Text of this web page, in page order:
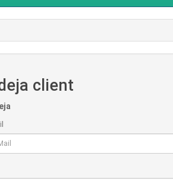
client